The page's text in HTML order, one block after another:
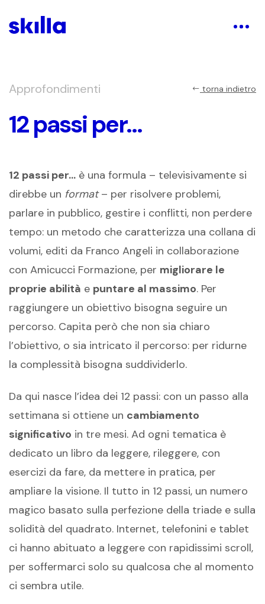
Approfondimenti torna indietro
12 passi per…
12 passi per… è una formula – televisivamente si
direbbe un format– per risolvere problemi,
parlare in pubblico, gestire i conflitti, non perdere
tempo: un metodo che caratterizza una collana di
volumi, editi da Franco Angeli in collaborazione
con Amicucci Formazione, per migliorare le
proprie abilità e puntare al massimo. Per
raggiungere un obiettivo bisogna seguire un
percorso. Capita però che non sia chiaro
l’obiettivo, o sia intricato il percorso: per ridurne
la complessità bisogna suddividerlo.
Da qui nasce l’idea dei 12 passi: con un passo alla
settimana si ottiene un cambiamento
significativo in tre mesi. Ad ogni tematica è
dedicato un libro da leggere, rileggere, con
esercizi da fare, da mettere in pratica, per
ampliare la visione. Il tutto in 12 passi, un numero
magico basato sulla perfezione della triade e sulla
solidità del quadrato. Internet, telefonini e tablet
ci hanno abituato a leggere con rapidissimi scroll,
per soffermarci solo su qualcosa che al momento
ci sembra utile.